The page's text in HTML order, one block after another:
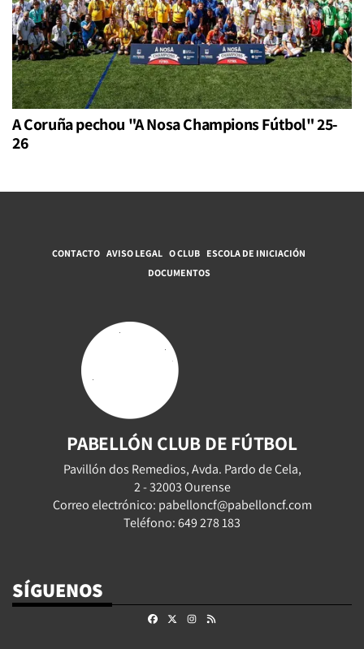
A Coruña pechou "A Nosa Champions Fútbol" 25-
26
CONTACTO AVISO LEGAL O CLUB ESCOLA DE INICIACIÓN
DOCUMENTOS
PABELLÓN CLUB DE FÚTBOL
Pavillón dos Remedios, Avda. Pardo de Cela,
2 - 32003 Ourense
Correo electrónico: pabelloncf@pabelloncf.com
Teléfono: 649 278 183
SÍGUENOS
FacebookInstagram